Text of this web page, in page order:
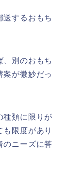
送するおもち
、別のおもち
案が微妙だっ
種類に限りが
限度があり
のニーズに答